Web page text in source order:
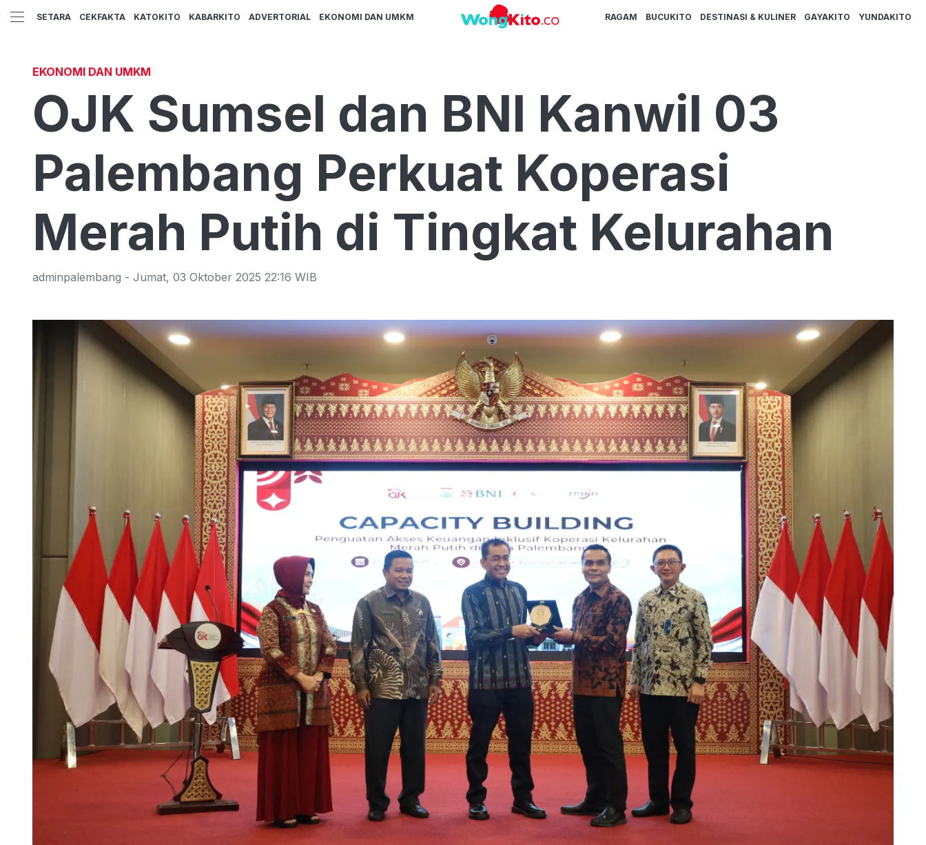
SETARA CEKFAKTA KATOKITO KABARKITO ADVERTORIAL EKONOMI DAN UMKM RAGAM BUCUKITO DESTINASI & KULINER GAYAKITO YUNDAKITO
EKONOMI DAN UMKM
OJK Sumsel dan BNI Kanwil 03
Palembang Perkuat Koperasi
Merah Putih di Tingkat Kelurahan
adminpalembang - Jumat, 03 Oktober 2025 22:16 WIB